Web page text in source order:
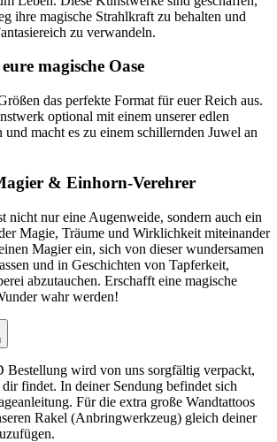
ihre magische Strahlkraft zu behalten und
zu verwandeln.
magische Oase
das perfekte Format für euer Reich aus.
optional mit einem unserer edlen
macht es zu einem schillernden Juwel an
& Einhorn-Verehrer
nicht nur eine Augenweide, sondern auch ein
Magie, Träume und Wirklichkeit miteinander
Magier ein, sich von dieser wundersamen
und in Geschichten von Tapferkeit,
abzutauchen. Erschafft eine magische
wahr werden!
wird von uns sorgfältig verpackt,
dir findet. In deiner Sendung befindet sich
Für die extra große Wandtattoos
Rakel (Anbringwerkzeug) gleich deiner